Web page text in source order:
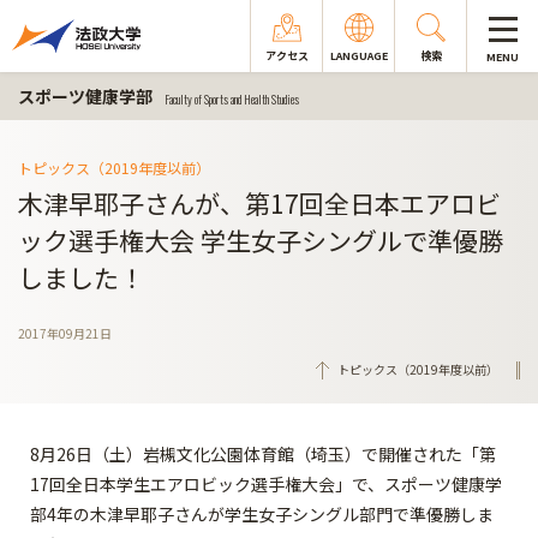
アクセス LANGUAGE 検索 MENU
スポーツ健康学部 Faculty of Sports and Health Studies
トピックス（2019年度以前）
木津早耶子さんが、第17回全日本エアロビ
ック選手権大会 学生女子シングルで準優勝
しました！
2017年09月21日
トピックス（2019年度以前）
8月26日（土）岩槻文化公園体育館（埼玉）で開催された「第
17回全日本学生エアロビック選手権大会」で、スポーツ健康学
部4年の木津早耶子さんが学生女子シングル部門で準優勝しま